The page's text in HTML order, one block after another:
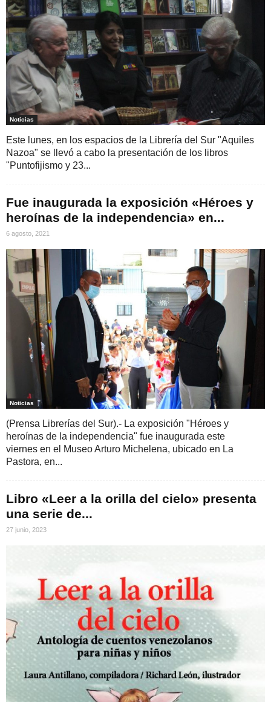
Noticias
Este lunes, en los espacios de la Librería del Sur "Aquiles
Nazoa" se llevó a cabo la presentación de los libros
"Puntofijismo y 23...
Fue inaugurada la exposición «Héroes y
heroínas de la independencia» en...
6 agosto, 2021
Noticias
(Prensa Librerías del Sur).- La exposición "Héroes y
heroínas de la independencia" fue inaugurada este
viernes en el Museo Arturo Michelena, ubicado en La
Pastora, en...
Libro «Leer a la orilla del cielo» presenta
una serie de...
27 junio, 2023